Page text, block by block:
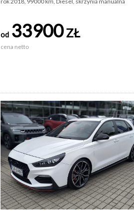
od 33900ZŁ
cena netto